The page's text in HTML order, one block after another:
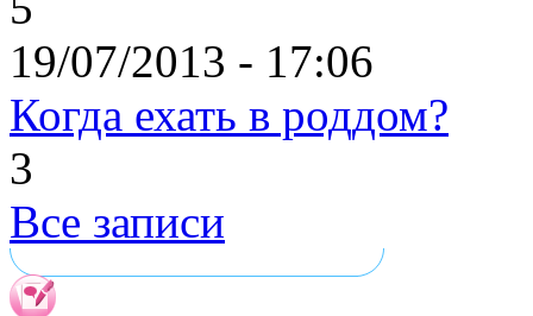
19/07/2013 - 17:06
Когда ехать в роддом?
3
Все записи